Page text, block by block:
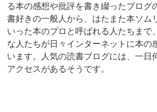
る本の感想や批評を書き綴ったブログ
書好きの一般人から、はたまた本ソム
いった本のプロと呼ばれる人たちまで
な人たちが日々インターネットに本の
います。人気の読書ブログには、一日
アクセスがあるそうです。